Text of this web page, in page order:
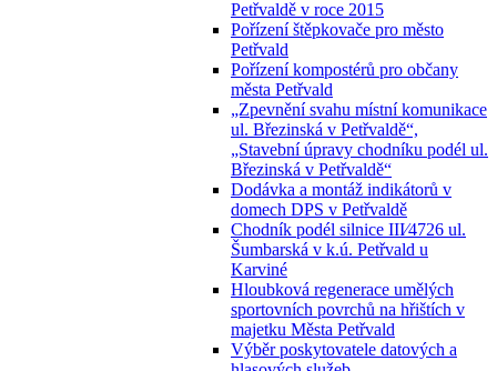
Petřvaldě v roce 2015
Pořízení štěpkovače pro město
Petřvald
Pořízení kompostérů pro občany
města Petřvald
„Zpevnění svahu místní komunikace
ul. Březinská v Petřvaldě“,
„Stavební úpravy chodníku podél ul.
Březinská v Petřvaldě“
Dodávka a montáž indikátorů v
domech DPS v Petřvaldě
Chodník podél silnice III⁄4726 ul.
Šumbarská v k.ú. Petřvald u
Karviné
Hloubková regenerace umělých
sportovních povrchů na hřištích v
majetku Města Petřvald
Výběr poskytovatele datových a